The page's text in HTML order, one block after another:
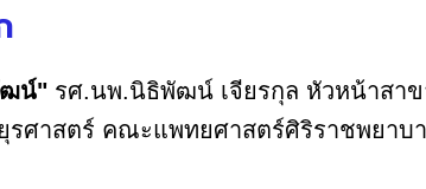
น์" รศ.นพ.นิธิพัฒน์ เจียรกุล หัวหน้าสาข
รศาสตร์ คณะแพทยศาสตร์ศิริราชพยาบ